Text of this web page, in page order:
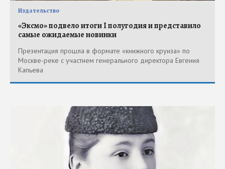
Издательство
«Эксмо» подвело итоги I полугодия и представило
самые ожидаемые новинки
Презентация прошла в формате «книжного круиза» по
Москве-реке с участием генерального директора Евгения
Капьева